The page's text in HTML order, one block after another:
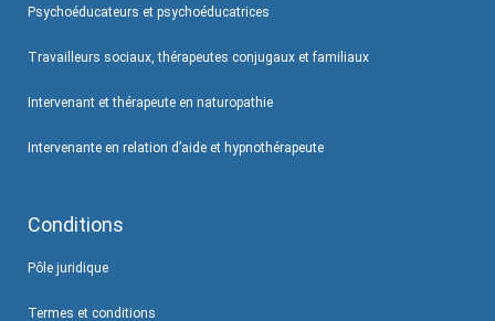
Psychoéducateurs et psychoéducatrices
Travailleurs sociaux, thérapeutes conjugaux et familiaux
Intervenant et thérapeute en naturopathie
Intervenante en relation d’aide et hypnothérapeute
Conditions
Pôle juridique
Termes et conditions